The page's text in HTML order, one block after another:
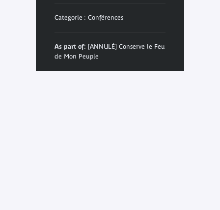
Categorie : Conférences
As part of: [ANNULÉ] Conserve le Feu
de Mon Peuple